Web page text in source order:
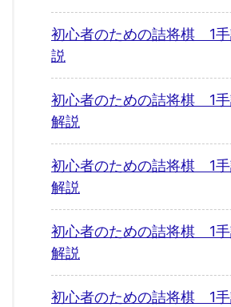
初心者のための詰将棋 1
説
初心者のための詰将棋 1
解説
初心者のための詰将棋 1
解説
初心者のための詰将棋 1
解説
初心者のための詰将棋 1